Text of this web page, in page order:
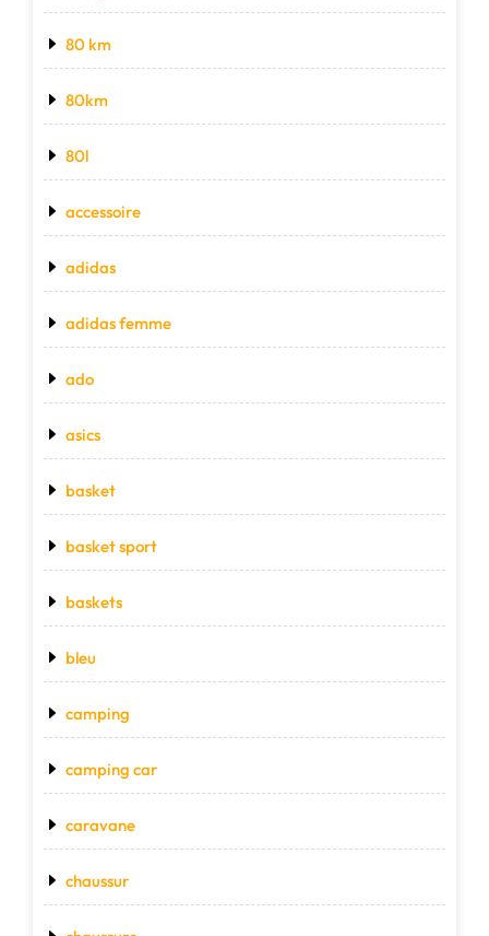
80 km
80km
80l
accessoire
adidas
adidas femme
ado
asics
basket
basket sport
baskets
bleu
camping
camping car
caravane
chaussur